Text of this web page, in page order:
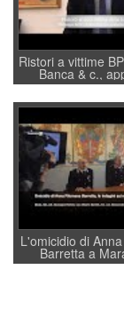
Ristori a vittime
Banca & c.,
sottosegretario
Villarosa: per
convochi con Di
a supporto della
regia al
L'omicidio di
Barretta a
indagini dei
quelle di...